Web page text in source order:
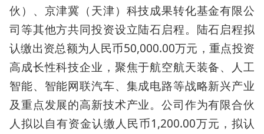
伙）、京津冀（天津）科技成果转化基金有限公
司等其他方共同投资设立陆石启程。陆石启程拟
认缴出资总额为人民币50,000.00万元，重点投资
高成长性科技企业，聚焦于航空航天装备、人工
智能、智能网联汽车、集成电路等战略新兴产业
及重点发展的高新技术产业。公司作为有限合伙
人拟以自有资金认缴人民币1,200.00万元，拟认